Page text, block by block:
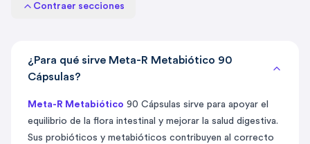
Contraer secciones
¿Para qué sirve Meta-R Metabiótico 90
Cápsulas?
Meta-R Metabiótico 90 Cápsulas sirve para apoyar el
equilibrio de la flora intestinal y mejorar la salud digestiva.
Sus probióticos y metabióticos contribuyen al correcto